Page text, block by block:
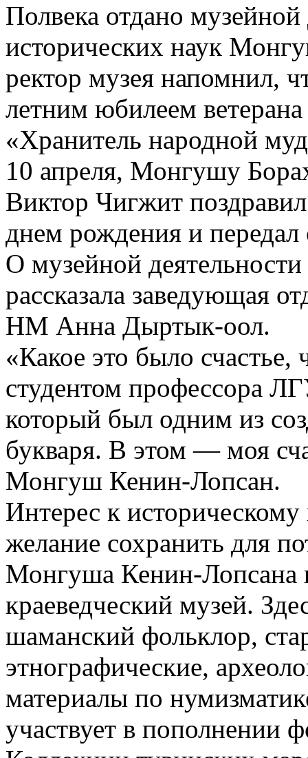
Полвека отдано
исторических наук
ректор музея напомнил,
летним юбилеем
«Хранитель народной
10 апреля, Монгушу
Виктор Чигжит
днем рождения и передал
О музейной
рассказала заведующая
НМ Анна Дыртык-оол.
«Какое это было счастье,
студентом профессора
который был одним из
букваря. В этом — моя
Монгуш Кенин-Лопсан.
Интерес к
желание сохранить для
Монгуша Кенин-Лопсана
краеведческий музей.
шаманский фольклор,
этно­графические,
материалы по
участвует в пополнении